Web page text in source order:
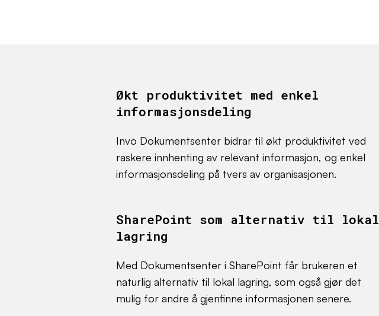
Økt produktivitet med enkel
informasjonsdeling
Invo Dokumentsenter bidrar til økt produktivitet ved
raskere innhenting av relevant informasjon, og enkel
informasjonsdeling på tvers av organisasjonen.
SharePoint som alternativ til lokal
lagring
Med Dokumentsenter i SharePoint får brukeren et
naturlig alternativ til lokal lagring, som også gjør det
mulig for andre å gjenfinne informasjonen senere.